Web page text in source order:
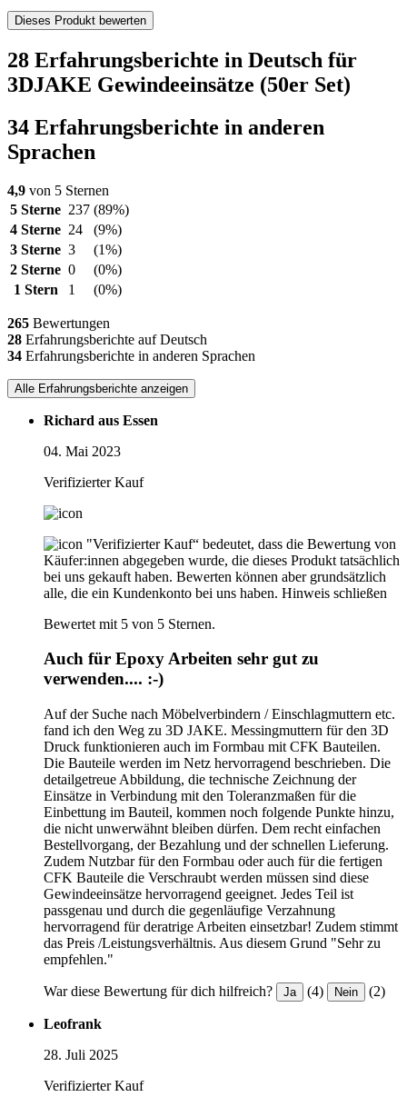
Dieses Produkt bewerten
28 Erfahrungsberichte in Deutsch für
3DJAKE Gewindeeinsätze (50er Set)
34 Erfahrungsberichte in anderen
Sprachen
4,9 von 5 Sternen
5 Sterne 237 (89%)
4 Sterne 24
(9%)
3 Sterne 3
(1%)
2 Sterne 0
(0%)
1 Stern
1 (0%)
265 Bewertungen
28 Erfahrungsberichte auf Deutsch
34 Erfahrungsberichte in anderen Sprachen
Alle Erfahrungsberichte anzeigen
Richard aus Essen
04. Mai 2023
Verifizierter Kauf
"Verifizierter Kauf“ bedeutet, dass die Bewertung von
Käufer:innen abgegeben wurde, die dieses Produkt tatsächlich
bei uns gekauft haben. Bewerten können aber grundsätzlich
alle, die ein Kundenkonto bei uns haben. Hinweis schließen
Bewertet mit 5 von 5 Sternen.
Auch für Epoxy Arbeiten sehr gut zu
verwenden.... :-)
Auf der Suche nach Möbelverbindern / Einschlagmuttern etc.
fand ich den Weg zu 3D JAKE. Messingmuttern für den 3D
Druck funktionieren auch im Formbau mit CFK Bauteilen.
Die Bauteile werden im Netz hervorragend beschrieben. Die
detailgetreue Abbildung, die technische Zeichnung der
Einsätze in Verbindung mit den Toleranzmaßen für die
Einbettung im Bauteil, kommen noch folgende Punkte hinzu,
die nicht unwerwähnt bleiben dürfen. Dem recht einfachen
Bestellvorgang, der Bezahlung und der schnellen Lieferung.
Zudem Nutzbar für den Formbau oder auch für die fertigen
CFK Bauteile die Verschraubt werden müssen sind diese
Gewindeeinsätze hervorragend geeignet. Jedes Teil ist
passgenau und durch die gegenläufige Verzahnung
hervorragend für deratrige Arbeiten einsetzbar! Zudem stimmt
das Preis /Leistungsverhältnis. Aus diesem Grund "Sehr zu
empfehlen."
War diese Bewertung für dich hilfreich? Ja (4) Nein (2)
Leofrank
28. Juli 2025
Verifizierter Kauf